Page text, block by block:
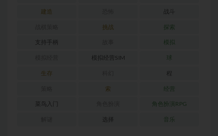
建造 战斗
挑战 探索
支持手柄 模拟
模拟经营SIM 球
生存 程
索 经营
菜鸟入门 角色扮演RPG
选择 音乐